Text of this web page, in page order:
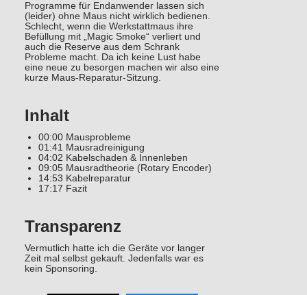
Programme für Endanwender lassen sich
(leider) ohne Maus nicht wirklich bedienen.
Schlecht, wenn die Werkstattmaus ihre
Befüllung mit „Magic Smoke“ verliert und
auch die Reserve aus dem Schrank
Probleme macht. Da ich keine Lust habe
eine neue zu besorgen machen wir also eine
kurze Maus-Reparatur-Sitzung.
Inhalt
00:00 Mausprobleme
01:41 Mausradreinigung
04:02 Kabelschaden & Innenleben
09:05 Mausradtheorie (Rotary Encoder)
14:53 Kabelreparatur
17:17 Fazit
Transparenz
Vermutlich hatte ich die Geräte vor langer
Zeit mal selbst gekauft. Jedenfalls war es
kein Sponsoring.